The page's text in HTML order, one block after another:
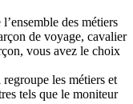
des métiers
de voyage, cavalier
vous avez le choix
regroupe les métiers et
tels que le moniteur